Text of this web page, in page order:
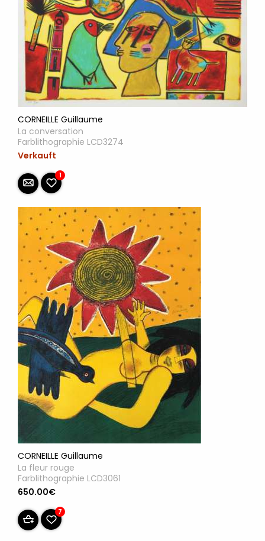
CORNEILLE Guillaume
La conversation
Farblithographie LCD3274
Verkauft
1
CORNEILLE Guillaume
La fleur rouge
Farblithographie LCD3061
650.00€
7